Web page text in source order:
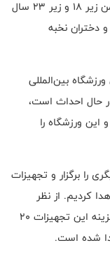
قدیمی همچنین گفت: مسابقات هاکی روی چمن زیر ۱۸ و زیر ۲۳ سال
و دختران نخبه
بین‌المللی
حال احداث است،
ورزشگاه را
۲۰ دوره اختصاصی درجه ۳ مربیگری را برگزار و تجهیزات
اهدا کردیم. از نظر
تجهیزات ورزشی سال بعد خودکفا هستیم و هزینه این تجهیزات ۲۰
شده است.